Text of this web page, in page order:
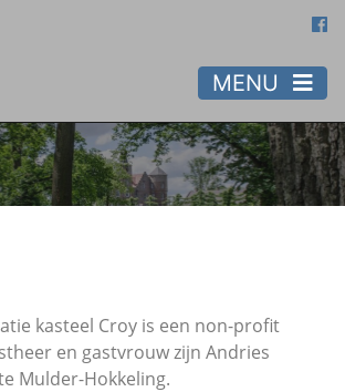
MENU
kasteel Croy is een non-profit
en gastvrouw zijn Andries
Mulder-Hokkeling.